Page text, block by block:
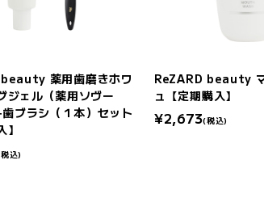
薬用歯磨きホワ
ジェル（薬用ソヴー
ブラシ（１本）セット
】
込)
ReZARD beauty
ュ【定期購入】
¥2,673(税込)